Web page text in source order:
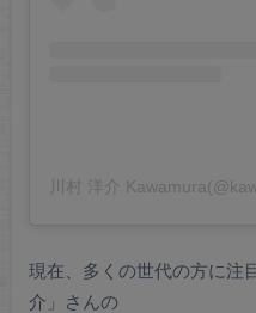
現在、多くの世代の方に注
介」さんの